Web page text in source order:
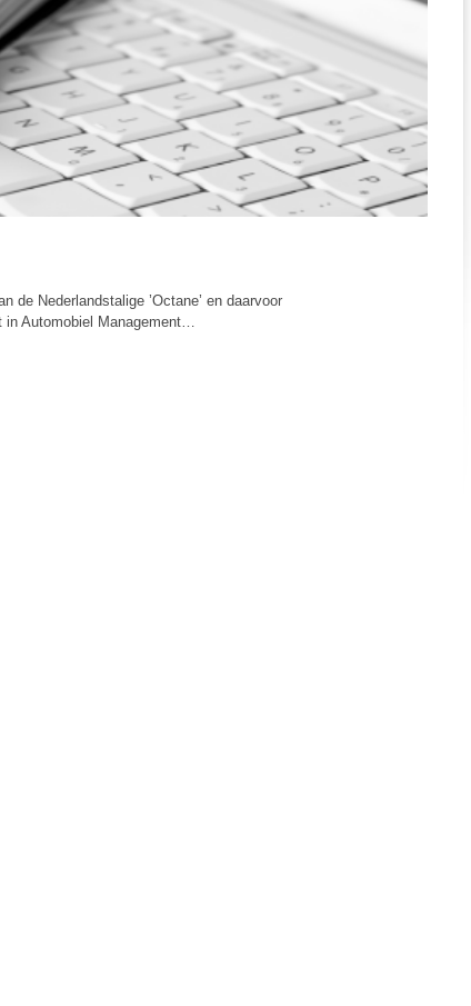
de Nederlandstalige ’Octane’ en daarvoor
in Automobiel Management…